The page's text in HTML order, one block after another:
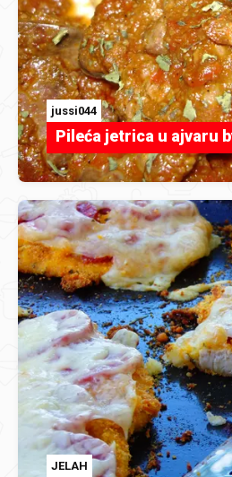
jussi044
Pileća jetrica u ajvaru
JELAH